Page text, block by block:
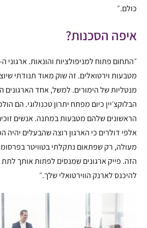
כולם.״
איפה הסכנות?
מטבעות וירטואלים. זה שוק מאוד תנודתי
מנטליות של הימורים. למשל, אחד הארגונים
הבלוקצ׳יין כיום מפתח יתרון טכנולוגי. הם
הראשונים שלהם מטבעות במתנה. אנשים
אלפי דולרים כי הארגון רוצה שהבעלים
מעולה, רק שפתאום נתקלתי בטוויטר
הזה. פייק ארגונים שמנסים לפתות אותך
להיכנס לארנק הווירטואלי שלך.״